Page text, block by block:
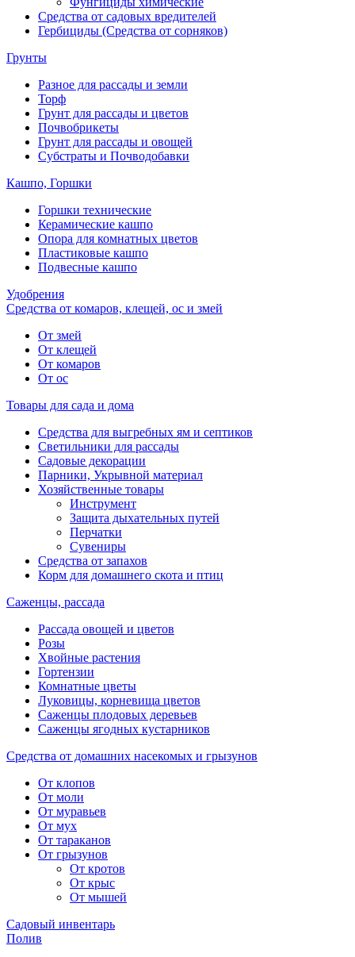
Средства от садовых вредителей
Гербициды (Средства от сорняков)
Грунты
Разное для рассады и земли
Торф
Грунт для рассады и цветов
Почвобрикеты
Грунт для рассады и овощей
Субстраты и Почводобавки
Кашпо, Горшки
Горшки технические
Керамические кашпо
Опора для комнатных цветов
Пластиковые кашпо
Подвесные кашпо
Удобрения
Средства от комаров, клещей, ос и змей
От змей
От клещей
От комаров
От ос
Товары для сада и дома
Средства для выгребных ям и септиков
Светильники для рассады
Садовые декорации
Парники, Укрывной материал
Хозяйственные товары
Инструмент
Защита дыхательных путей
Перчатки
Сувениры
Средства от запахов
Корм для домашнего скота и птиц
Саженцы, рассада
Рассада овощей и цветов
Розы
Хвойные растения
Гортензии
Комнатные цветы
Луковицы, корневища цветов
Саженцы плодовых деревьев
Саженцы ягодных кустарников
Средства от домашних насекомых и грызунов
От клопов
От моли
От муравьев
От мух
От тараканов
От грызунов
От кротов
От крыс
От мышей
Садовый инвентарь
Полив